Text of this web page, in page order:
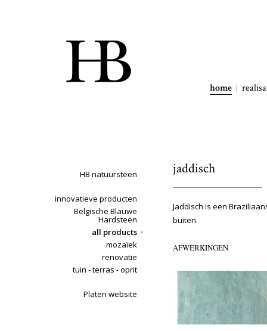
home
HB natuursteen
innovatieve producten
Belgische Blauwe
Hardsteen
all products
mozaïek
renovatie
tuin - terras - oprit
Platen website
jaddisch
Jaddisch is een
buiten.
AFWERKINGEN